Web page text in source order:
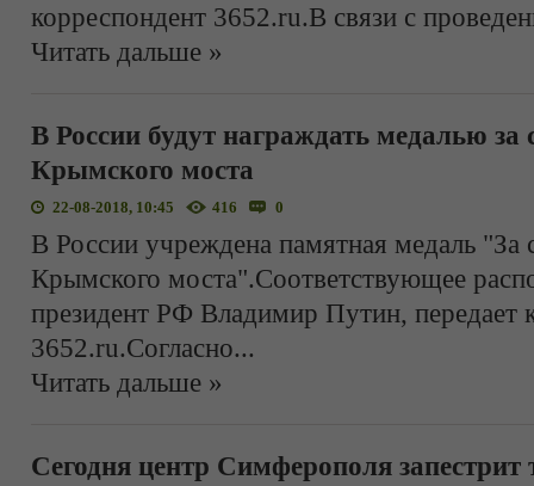
корреспондент 3652.ru.В связи с
Читать дальше »
В России будут награждать медалью за
Крымского моста
22-08-2018, 10:45 416 0
В России учреждена памятная медаль "За
Крымского моста".Соответствующее
президент РФ Владимир Путин, передает
3652.ru.Согласно...
Читать дальше »
Сегодня центр Симферополя